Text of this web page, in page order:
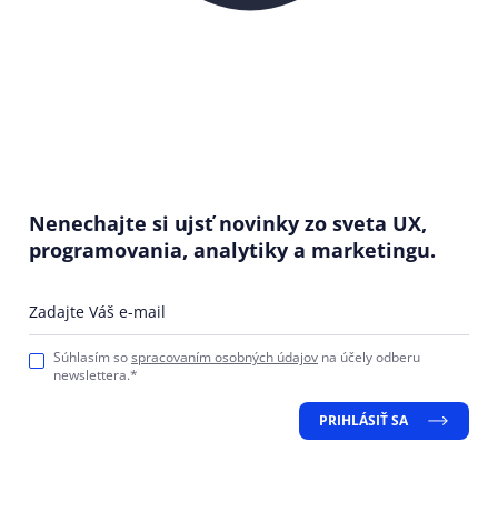
Nenechajte si ujsť novinky zo sveta UX,
programovania, analytiky a marketingu.
Zadajte Váš e-mail
Súhlasím sospracovaním osobných údajov na účely odberu
newslettera.*
PRIHLÁSIŤ SA